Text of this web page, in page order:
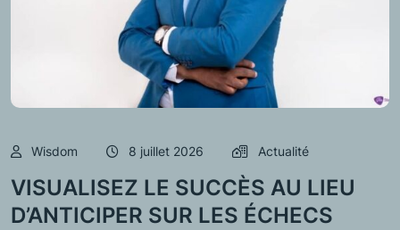
Wisdom 8 juillet 2026 Actualité
VISUALISEZ LE SUCCÈS AU LIEU
D’ANTICIPER SUR LES ÉCHECS